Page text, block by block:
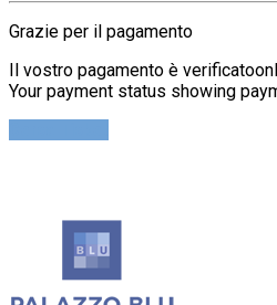
Grazie per il pagamento
Il vostro pagamento è
Your payment status showing